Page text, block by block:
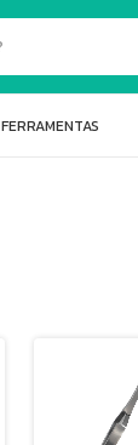
FERRAMENTAS